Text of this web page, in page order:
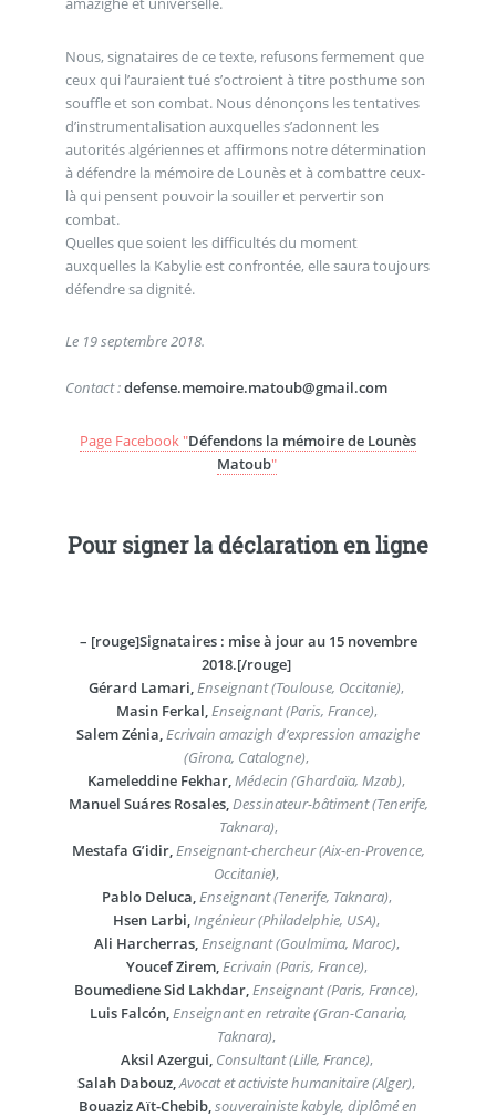
Nous, signataires de ce texte, refusons fermement que
ceux qui l’auraient tué s’octroient à titre posthume son
souffle et son combat. Nous dénonçons les tentatives
d’instrumentalisation auxquelles s’adonnent les
autorités algériennes et affirmons notre détermination
à défendre la mémoire de Lounès et à combattre ceux-
là qui pensent pouvoir la souiller et pervertir son
combat.
Quelles que soient les difficultés du moment
auxquelles la Kabylie est confrontée, elle saura toujours
défendre sa dignité.
Le 19 septembre 2018.
Contact :defense.memoire.matoub@gmail.com
Page Facebook "Défendons la mémoire de Lounès
Matoub"
Pour signer la déclaration en ligne
– [rouge]Signataires : mise à jour au 15 novembre
2018.[/rouge]
Gérard Lamari,Enseignant (Toulouse, Occitanie),
Masin Ferkal,Enseignant (Paris, France),
Salem Zénia,Ecrivain amazigh d’expression amazighe
(Girona, Catalogne),
Kameleddine Fekhar,Médecin (Ghardaïa, Mzab),
Manuel Suáres Rosales,Dessinateur-bâtiment (Tenerife,
Taknara),
Mestafa G’idir,Enseignant-chercheur (Aix-en-Provence,
Occitanie),
Pablo Deluca,Enseignant (Tenerife, Taknara),
Hsen Larbi,Ingénieur (Philadelphie, USA),
Ali Harcherras,Enseignant (Goulmima, Maroc),
Youcef Zirem,Ecrivain (Paris, France),
Boumediene Sid Lakhdar,Enseignant (Paris, France),
Luis Falcón,Enseignant en retraite (Gran-Canaria,
Taknara),
Aksil Azergui, Consultant (Lille, France),
Salah Dabouz,Avocat et activiste humanitaire (Alger),
Bouaziz Aït-Chebib,souverainiste kabyle, diplômé en